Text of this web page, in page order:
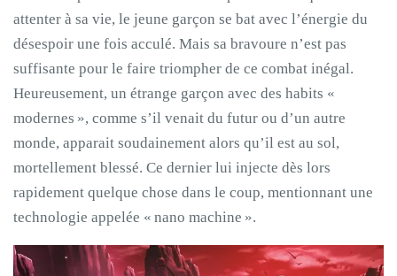
attenter à sa vie, le jeune garçon se bat avec l’énergie du
désespoir une fois acculé. Mais sa bravoure n’est pas
suffisante pour le faire triompher de ce combat inégal.
Heureusement, un étrange garçon avec des habits «
modernes », comme s’il venait du futur ou d’un autre
monde, apparait soudainement alors qu’il est au sol,
mortellement blessé. Ce dernier lui injecte dès lors
rapidement quelque chose dans le coup, mentionnant une
technologie appelée « nano machine ».